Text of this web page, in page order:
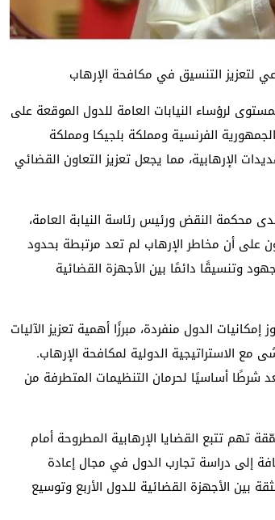
لتعزيز التنسيق في مكافحة الإرهاب
10 دجنبر 2025، اجتماعًا رفيع المستوى لرؤساء النيابات العامة للدول الموقعة على
الفرنسية ومملكة بلجيكا ومملكة
الإرهابية، مما يجعل تعزيز التعاون القضائي
محكمة النقض ورئيس رئاسة النيابة العامة،
على أن مخاطر الإرهاب لم تعد مرتبطة بحدود
وتنسيقًا دائمًا بين الأجهزة القضائية
الدول منفردة، مبرزًا أهمية تعزيز الآليات
مع الاستراتيجية الدولية لمكافحة الإرهاب.
شرطًا أساسيًا لحرمان التنظيمات المتطرفة من
تتبع القضايا الإرهابية المطروحة أمام
إلى دراسة تجارب الدول في مجال إعادة
بين الأجهزة القضائية للدول الأربع وتوسيع